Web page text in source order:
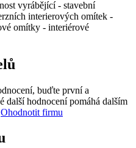
vyrábějící - stavební
interierových omítek -
omítky - interiérové
buďte první a
další hodnocení pomáhá dalším
Ohodnotit firmu